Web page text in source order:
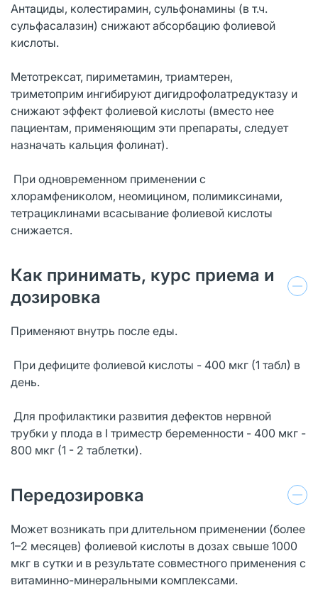
Антациды, колестирамин, сульфонамины (в т.ч.
сульфасалазин) снижают абсорбацию фолиевой
кислоты.
Метотрексат, пириметамин, триамтерен,
триметоприм ингибируют дигидрофолатредуктазу и
снижают эффект фолиевой кислоты (вместо нее
пациентам, применяющим эти препараты, следует
назначать кальция фолинат).
При одновременном применении с
хлорамфениколом, неомицином, полимиксинами,
тетрациклинами всасывание фолиевой кислоты
снижается.
Как принимать, курс приема и
дозировка
Применяют внутрь после еды.
При дефиците фолиевой кислоты - 400 мкг (1 табл) в
день.
Для профилактики развития дефектов нервной
трубки у плода в I триместр беременности - 400 мкг -
800 мкг (1 - 2 таблетки).
Передозировка
Может возникать при длительном применении (более
1–2 месяцев) фолиевой кислоты в дозах свыше 1000
мкг в сутки и в результате совместного применения с
витаминно-минеральными комплексами.